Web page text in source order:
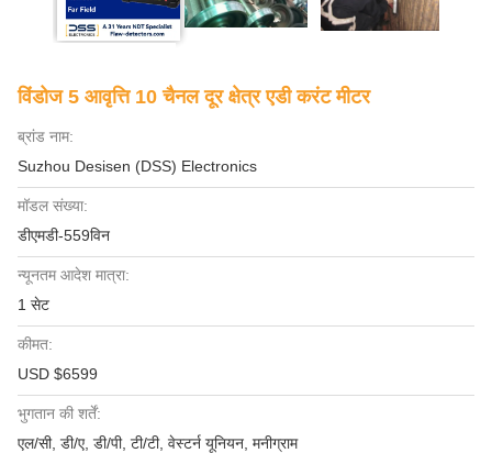
विंडोज 5 आवृत्ति 10 चैनल दूर क्षेत्र एडी करंट मीटर
ब्रांड नाम:
Suzhou Desisen (DSS) Electronics
मॉडल संख्या:
डीएमडी-559विन
न्यूनतम आदेश मात्रा:
1 सेट
कीमत:
USD $6599
भुगतान की शर्तें:
एल/सी, डी/ए, डी/पी, टी/टी, वेस्टर्न यूनियन, मनीग्राम